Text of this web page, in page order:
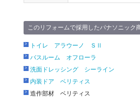
このリフォームで採用したパナソニック
トイレ アラウーノ ＳⅡ
バスルーム オフローラ
洗面ドレッシング シーライン
内装ドア ベリティス
造作部材 ベリティス